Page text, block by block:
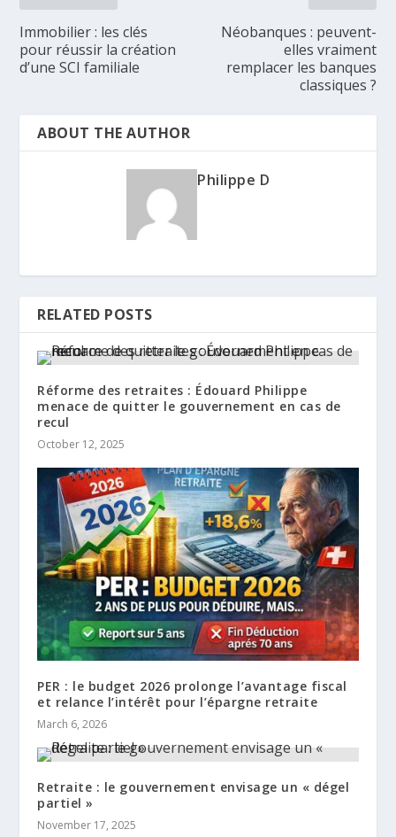
Immobilier : les clés
pour réussir la création
d’une SCI familiale
Néobanques : peuvent-
elles vraiment
remplacer les banques
classiques ?
ABOUT THE AUTHOR
Philippe D
RELATED POSTS
Réforme des retraites : Édouard Philippe
menace de quitter le gouvernement en cas de
recul
October 12, 2025
PER : le budget 2026 prolonge l’avantage fiscal
et relance l’intérêt pour l’épargne retraite
March 6, 2026
Retraite : le gouvernement envisage un « dégel
partiel »
November 17, 2025